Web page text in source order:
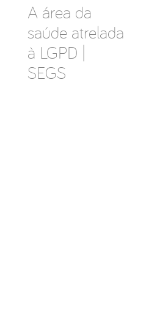
A área da
saúde atrelada
à LGPD |
SEGS